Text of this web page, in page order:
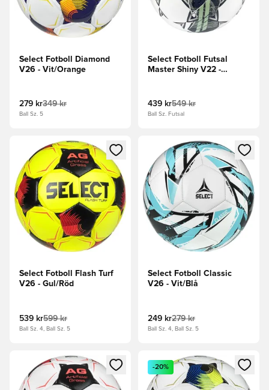
Select Fotboll Diamond
V26 - Vit/Orange
279 kr349 kr
Ball Sz. 5
Select Fotboll Futsal
Master Shiny V22 -
439 kr549 kr
Ball Sz. Futsal
Öppnar en Modal för att logga in eller registrera dig som
Select Fotboll Flash Turf
V26 - Gul/Röd
539 kr599 kr
Ball Sz. 4, Ball Sz. 5
Öppnar en Modal för att
Select Fotboll Classic
V26 - Vit/Blå
249 kr279 kr
Ball Sz. 4, Ball Sz. 5
Öppnar en Modal för att logga in eller registrera dig som
Öppnar en Modal för att
-20%